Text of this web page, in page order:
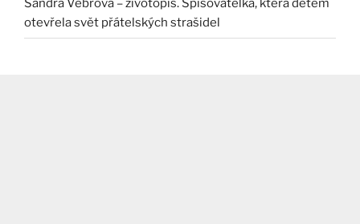
Sandra Vebrová – životopis. Spisovatelka, která dětem
otevřela svět přátelských strašidel